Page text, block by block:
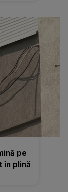
pe
în plină